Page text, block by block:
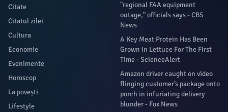
Citate
Citatul zilei
Cultura
Economie
Evenimente
Horoscop
La povești
Lifestyle
"regional FAA equipment
outage," officials says - CBS
News
A Key Meat Protein Has Been
Grown in Lettuce For The First
Time - ScienceAlert
Amazon driver caught on video
flinging customer’s package onto
porch in infuriating delivery
blunder - Fox News